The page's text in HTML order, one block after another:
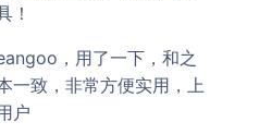
！
，用了一下，和之
一致，非常方便实用，上
户